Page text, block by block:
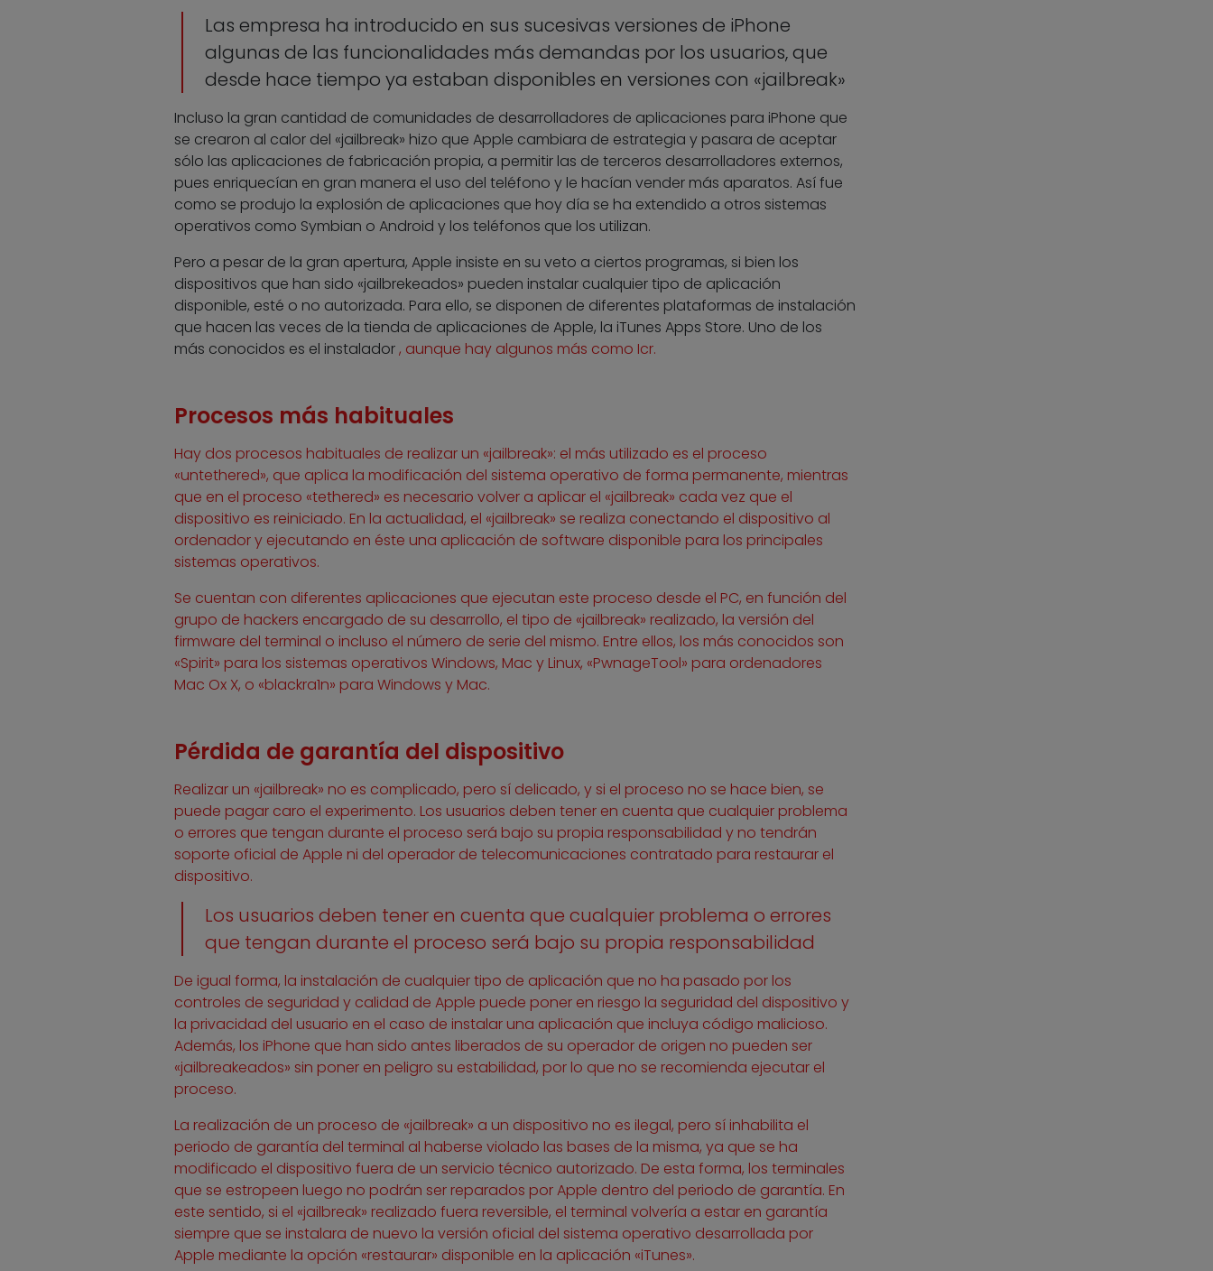
Las empresa ha introducido en sus sucesivas versiones de iPhone
algunas de las funcionalidades más demandas por los usuarios, que
desde hace tiempo ya estaban disponibles en versiones con «jailbreak»
Incluso la gran cantidad de comunidades de desarrolladores de aplicaciones para iPhone que
se crearon al calor del «jailbreak» hizo que Apple cambiara de estrategia y pasara de aceptar
sólo las aplicaciones de fabricación propia, a permitir las de terceros desarrolladores externos,
pues enriquecían en gran manera el uso del teléfono y le hacían vender más aparatos. Así fue
como se produjo la explosión de aplicaciones que hoy día se ha extendido a otros sistemas
operativos como Symbian o Android y los teléfonos que los utilizan.
Pero a pesar de la gran apertura, Apple insiste en su veto a ciertos programas, si bien los
dispositivos que han sido «jailbrekeados» pueden instalar cualquier tipo de aplicación
disponible, esté o no autorizada. Para ello, se disponen de diferentes plataformas de instalación
que hacen las veces de la tienda de aplicaciones de Apple, la iTunes Apps Store. Uno de los
más conocidos es el instalador, aunque hay algunos más como Icr.
Procesos más habituales
Hay dos procesos habituales de realizar un «jailbreak»: el más utilizado es el proceso
«untethered», que aplica la modificación del sistema operativo de forma permanente, mientras
que en el proceso «tethered» es necesario volver a aplicar el «jailbreak» cada vez que el
dispositivo es reiniciado. En la actualidad, el «jailbreak» se realiza conectando el dispositivo al
ordenador y ejecutando en éste una aplicación de software disponible para los principales
sistemas operativos.
Se cuentan con diferentes aplicaciones que ejecutan este proceso desde el PC, en función del
grupo de hackers encargado de su desarrollo, el tipo de «jailbreak» realizado, la versión del
firmware del terminal o incluso el número de serie del mismo. Entre ellos, los más conocidos son
«Spirit» para los sistemas operativos Windows, Mac y Linux, «PwnageTool» para ordenadores
Mac Ox X, o «blackra1n» para Windows y Mac.
Pérdida de garantía del dispositivo
Realizar un «jailbreak» no es complicado, pero sí delicado, y si el proceso no se hace bien, se
puede pagar caro el experimento. Los usuarios deben tener en cuenta que cualquier problema
o errores que tengan durante el proceso será bajo su propia responsabilidad y no tendrán
soporte oficial de Apple ni del operador de telecomunicaciones contratado para restaurar el
dispositivo.
Los usuarios deben tener en cuenta que cualquier problema o errores
que tengan durante el proceso será bajo su propia responsabilidad
De igual forma, la instalación de cualquier tipo de aplicación que no ha pasado por los
controles de seguridad y calidad de Apple puede poner en riesgo la seguridad del dispositivo y
la privacidad del usuario en el caso de instalar una aplicación que incluya código malicioso.
Además, los iPhone que han sido antes liberados de su operador de origen no pueden ser
«jailbreakeados» sin poner en peligro su estabilidad, por lo que no se recomienda ejecutar el
proceso.
La realización de un proceso de «jailbreak» a un dispositivo no es ilegal, pero sí inhabilita el
periodo de garantía del terminal al haberse violado las bases de la misma, ya que se ha
modificado el dispositivo fuera de un servicio técnico autorizado. De esta forma, los terminales
que se estropeen luego no podrán ser reparados por Apple dentro del periodo de garantía. En
este sentido, si el «jailbreak» realizado fuera reversible, el terminal volvería a estar en garantía
siempre que se instalara de nuevo la versión oficial del sistema operativo desarrollada por
Apple mediante la opción «restaurar» disponible en la aplicación «iTunes».